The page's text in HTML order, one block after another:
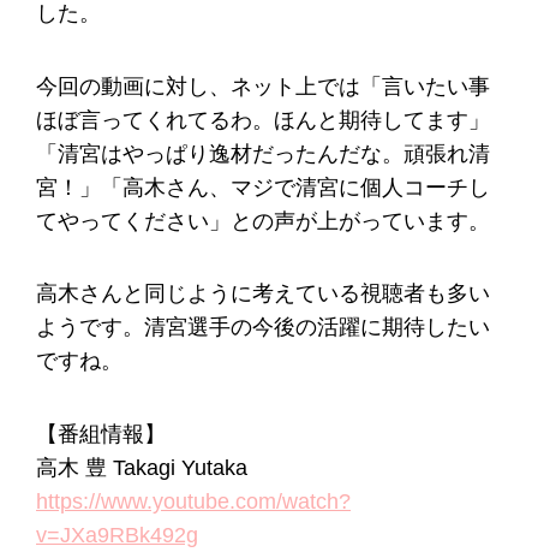
した。
今回の動画に対し、ネット上では「言いたい事
ほぼ言ってくれてるわ。ほんと期待してます」
「清宮はやっぱり逸材だったんだな。頑張れ清
宮！」「高木さん、マジで清宮に個人コーチし
てやってください」との声が上がっています。
高木さんと同じように考えている視聴者も多い
ようです。清宮選手の今後の活躍に期待したい
ですね。
【番組情報】
高木 豊 Takagi Yutaka
https://www.youtube.com/watch?
v=JXa9RBk492g